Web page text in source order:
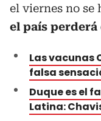
el viernes no se
el país perderá
Las vacunas
falsa
Duque es el
Latina: